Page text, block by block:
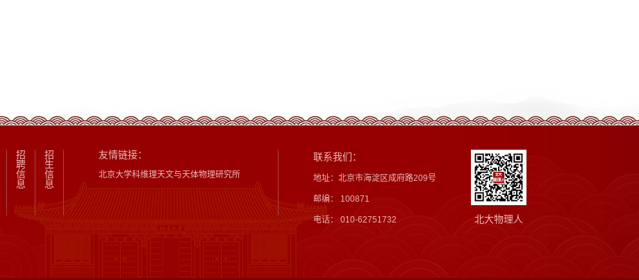
招
聘
信
息
招
生
信
息
友情链接：
北京大学科维理天文与天体物理研究所
联系我们：
地址：北京市海淀区成府路209号
邮编： 100871
电话： 010-62751732 北大物理人